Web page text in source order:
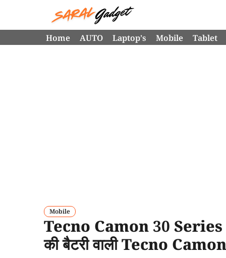
Home AUTO Laptop’s Mobile Tablet
Mobile
Tecno Camon 30 Series
की बैटरी वाली Tecno